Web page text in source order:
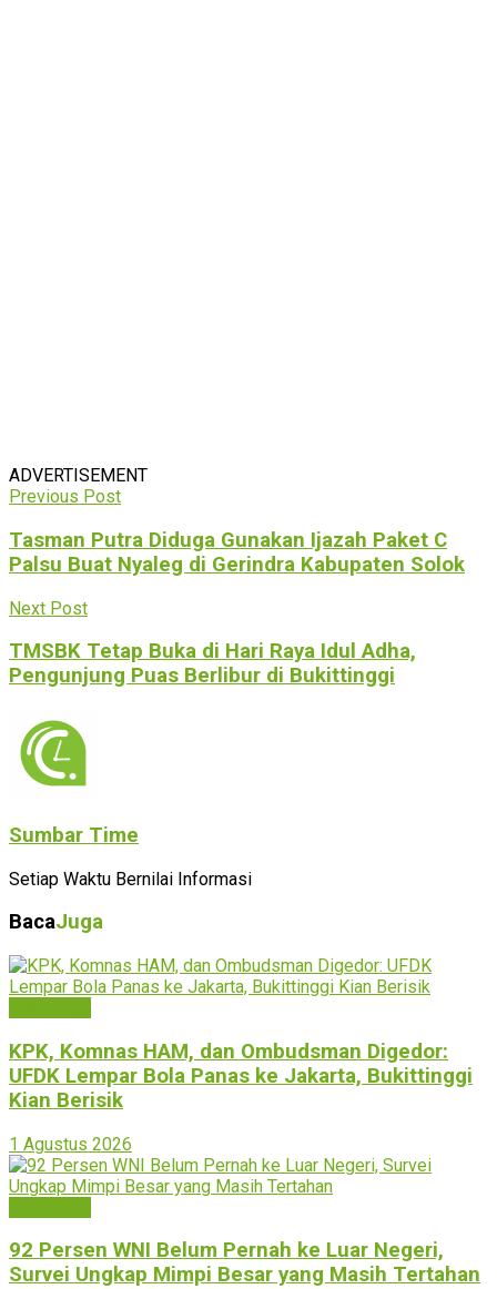
ADVERTISEMENT
Previous Post
Tasman Putra Diduga Gunakan Ijazah Paket C
Palsu Buat Nyaleg di Gerindra Kabupaten Solok
Next Post
TMSBK Tetap Buka di Hari Raya Idul Adha,
Pengunjung Puas Berlibur di Bukittinggi
Sumbar Time
Setiap Waktu Bernilai Informasi
BacaJuga
KPK, Komnas HAM, dan Ombudsman Digedor:
UFDK Lempar Bola Panas ke Jakarta, Bukittinggi
Kian Berisik
1 Agustus 2026
92 Persen WNI Belum Pernah ke Luar Negeri,
Survei Ungkap Mimpi Besar yang Masih Tertahan